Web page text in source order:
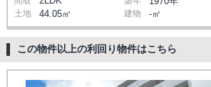
土地 44.05㎡ 建物 -㎡
この物件以上の利回り物件はこちら